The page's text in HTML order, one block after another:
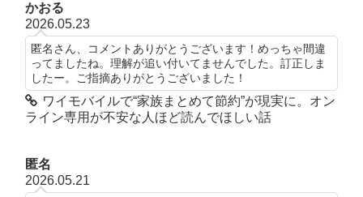
かおる
2026.05.23
匿名さん、コメントありがとうございます！めっちゃ間違
ってましたね。理解が追い付いてませんでした。訂正しま
したー。ご指摘ありがとうございました！
ワイモバイルで“家族まとめて節約”が現実に。オン
ライン専用が不安な人ほど読んでほしい話
匿名
2026.05.21